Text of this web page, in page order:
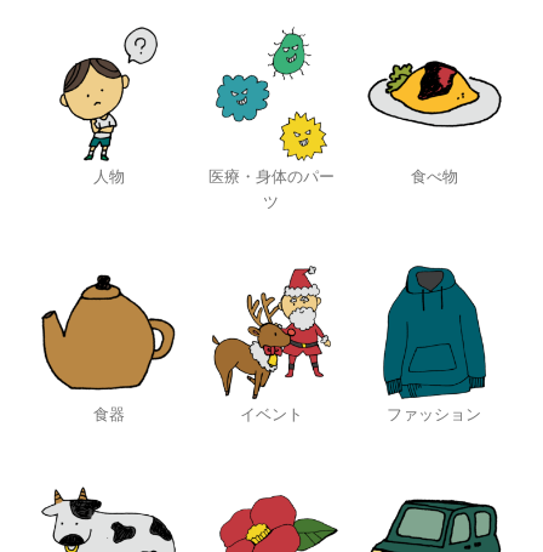
人物
医療・身体のパー
ツ
食べ物
食器 イベント ファッション